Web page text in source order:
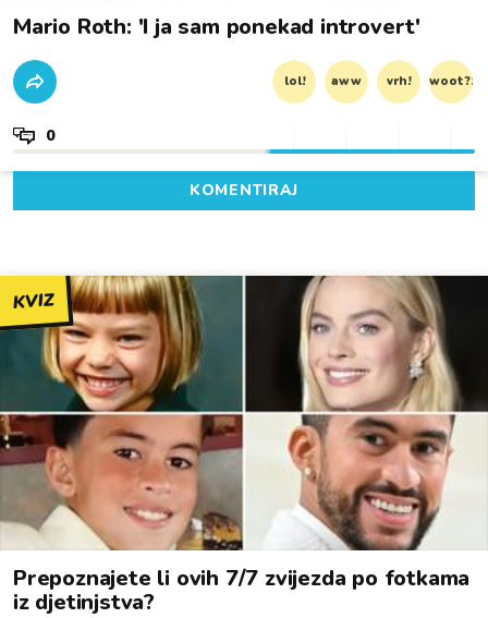
Mario Roth: 'I ja sam ponekad introvert'
lol! aww vrh! woot?!
0
KOMENTIRAJ
KVIZ
Prepoznajete li ovih 7/7 zvijezda po fotkama
iz djetinjstva?